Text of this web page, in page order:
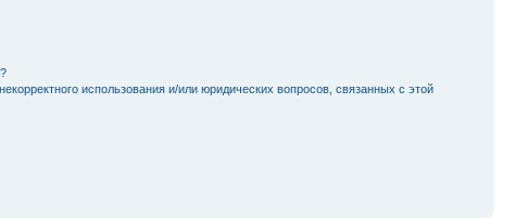
использования и/или юридических вопросов, связанных с этой